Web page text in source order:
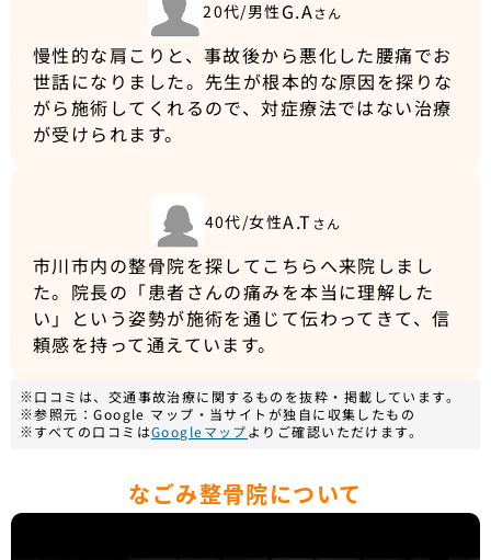
20代/男性 G.Aさん
慢性的な肩こりと、事故後から悪化した腰痛でお
世話になりました。先生が根本的な原因を探りな
がら施術してくれるので、対症療法ではない治療
が受けられます。
40代/女性A.T さん
市川市内の整骨院を探してこちらへ来院しまし
た。院長の「患者さんの痛みを本当に理解した
い」という姿勢が施術を通じて伝わってきて、信
頼感を持って通えています。
※口コミは、交通事故治療に関するものを抜粋・掲載しています。
※参照元：Google マップ・当サイトが独自に収集したもの
※すべての口コミはGoogleマップよりご確認いただけます。
なごみ整骨院について